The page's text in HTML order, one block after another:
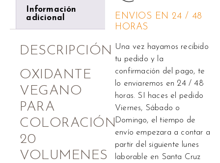
Información
adicional
DESCRIPCIÓN
OXIDANTE
VEGANO
PARA
COLORACIÓN
20
VOLUMENES
ENVIOS EN 24 / 48
HORAS
Una vez hayamos recibido
tu pedido y la
confirmación del pago, te
lo enviaremos en 24 / 48
horas. SI haces el pedido
Viernes, Sábado o
Domingo, el tiempo de
envío empezara a contar a
partir del siguiente lunes
laborable en Santa Cruz